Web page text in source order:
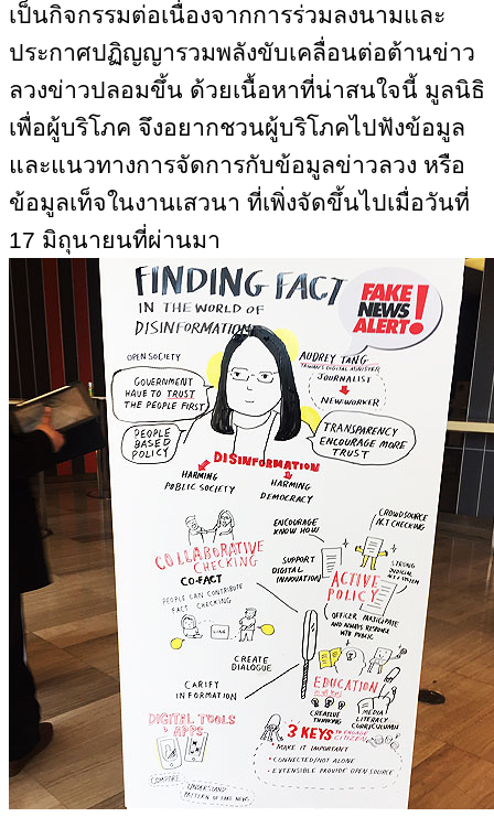
เป็นกิจกรรมต่อเนื่องจากการร่วมลงนามและ
ประกาศปฏิญญารวมพลังขับเคลื่อนต่อต้านข่าว
ลวงข่าวปลอมขึ้น ด้วยเนื้อหาที่น่าสนใจนี้ มูลนิธิ
เพื่อผู้บริโภค จึงอยากชวนผู้บริโภคไปฟังข้อมูล
และแนวทางการจัดการกับข้อมูลข่าวลวง หรือ
ข้อมูลเท็จในงานเสวนา ที่เพิ่งจัดขึ้นไปเมื่อวันที่
17 มิถุนายนที่ผ่านมา